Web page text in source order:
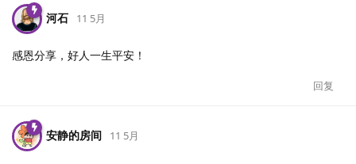
河石 11 5月
感恩分享，好人一生平安！
回复
安静的房间 11 5月